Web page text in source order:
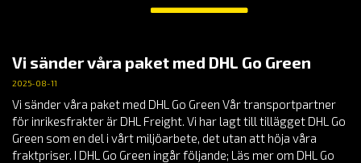
Vi sänder våra paket med DHL Go Green
2025-08-11
Vi sänder våra paket med DHL Go Green Vår transportpartner
för inrikesfrakter är DHL Freight. Vi har lagt till tillägget DHL Go
Green som en del i vårt miljöarbete, det utan att höja våra
fraktpriser. I DHL Go Green ingår följande; Läs mer om DHL Go